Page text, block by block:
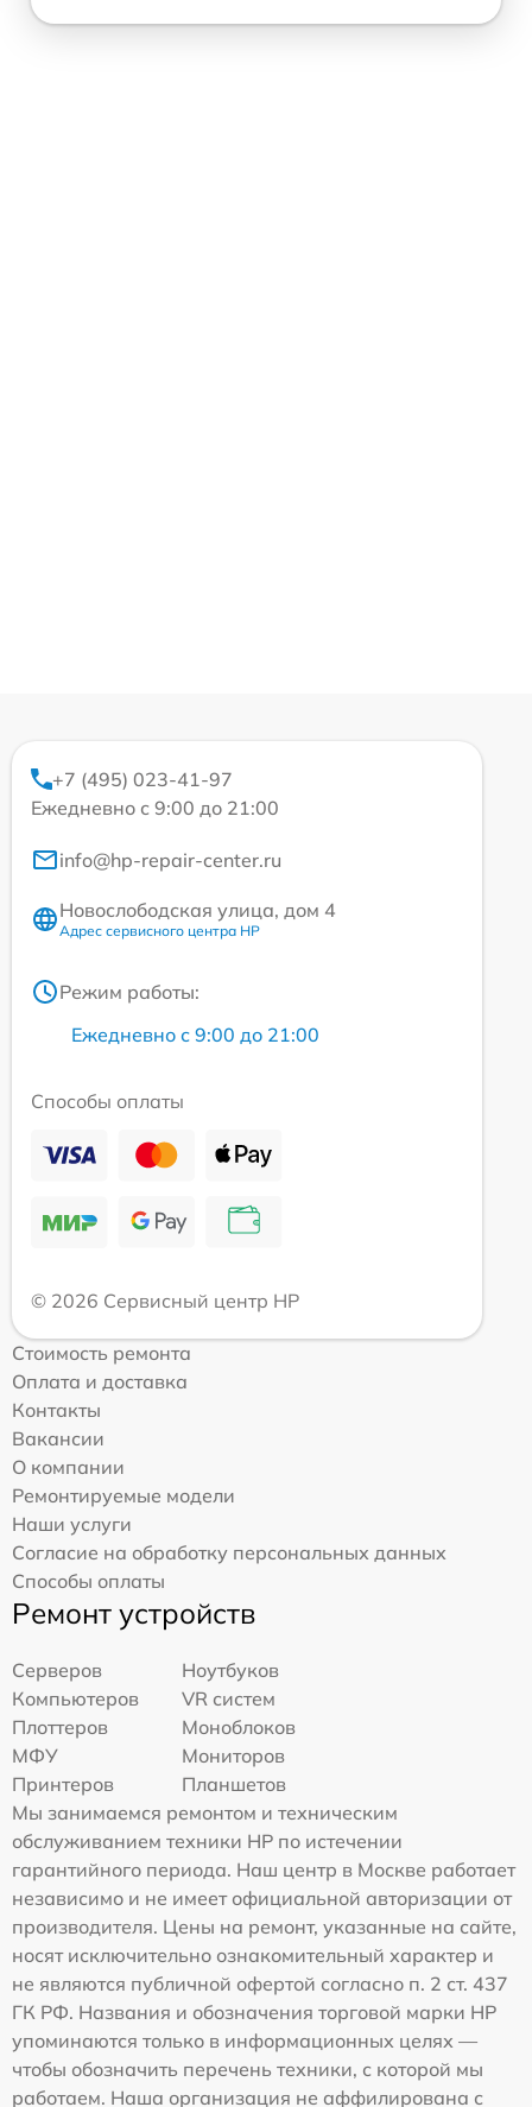
+7 (495) 023-41-97
Ежедневно с 9:00 до 21:00
info@hp-repair-center.ru
Новослободская улица, дом 4
Адрес сервисного центра HP
Режим работы:
Ежедневно с 9:00 до 21:00
Способы оплаты
© 2026 Сервисный центр HP
Стоимость ремонта
Оплата и доставка
Контакты
Вакансии
О компании
Ремонтируемые модели
Наши услуги
Согласие на обработку персональных данных
Способы оплаты
Ремонт устройств
Серверов
Ноутбуков
Компьютеров
VR систем
Плоттеров
Моноблоков
МФУ
Мониторов
Принтеров
Планшетов
Мы занимаемся ремонтом и техническим
обслуживанием техники HP по истечении
гарантийного периода. Наш центр в Москве работает
независимо и не имеет официальной авторизации от
производителя. Цены на ремонт, указанные на сайте,
носят исключительно ознакомительный характер и
не являются публичной офертой согласно п. 2 ст. 437
ГК РФ. Названия и обозначения торговой марки HP
упоминаются только в информационных целях —
чтобы обозначить перечень техники, с которой мы
работаем. Наша организация не аффилирована с